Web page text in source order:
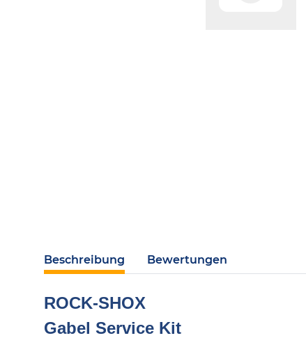
Beschreibung Bewertungen
ROCK-SHOX
Gabel Service Kit